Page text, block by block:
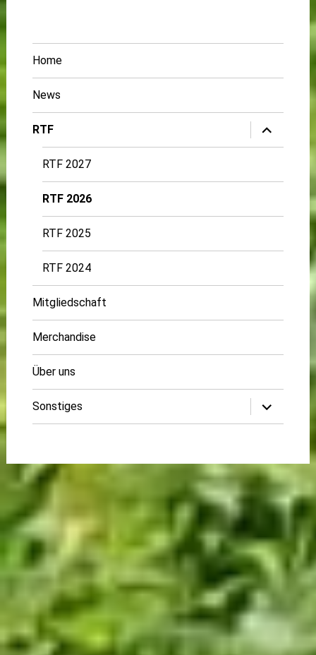
Home
News
RTF
Untermenü
öffnen
RTF 2027
RTF 2026
RTF 2025
RTF 2024
Mitgliedschaft
Merchandise
Über uns
Sonstiges
Untermenü
öffnen